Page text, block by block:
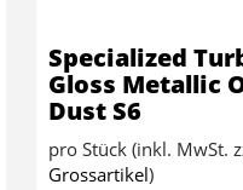
Specialized
Gloss Metallic
Dust S6
pro Stück (inkl. MwSt.
Grossartikel)